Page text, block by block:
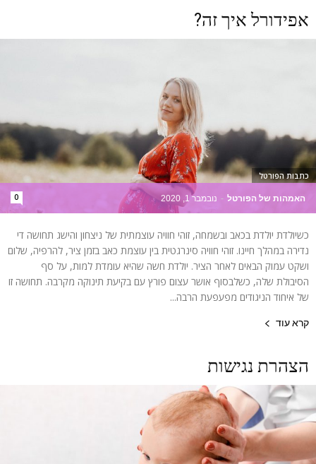
אפידורל איך זה?
האמהות של הפורטל - נובמבר 1, 2020 0
כתבות הפורטל
כשיולדת יולדת בכאב ובשמחה, זוהי חוויה עוצמתית של ניצחון והישג תחושה די
נדירה במהלך חיינו. זוהי חוויה סינרגטית בין עוצמת כאב בזמן ציר, להרפיה, שלום
ושקט עמוק הבאים לאחר הציר. יולדת חשה שהיא עומדת למות, על סף
הסיבולת שלה, כשלבסוף אושר עצום פורץ עם בקיעת תינוקה מקרבה. תחושה זו
של איחוד הניגודים מפעפעת הרבה...
קרא עוד
הצהרת נגישות